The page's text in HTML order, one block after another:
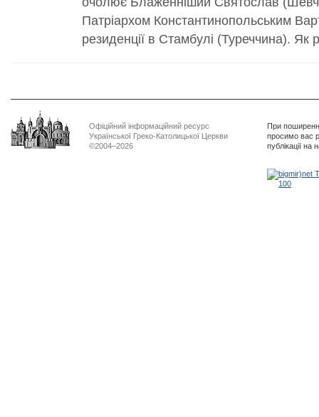
Патріархом Константинопольським
резиденції в Стамбулі (Туреччина). Як
Офіційний інформаційний ресурс
Української Греко-Католицької Церкви
©2004–2026
При
просимо вас
публікації на